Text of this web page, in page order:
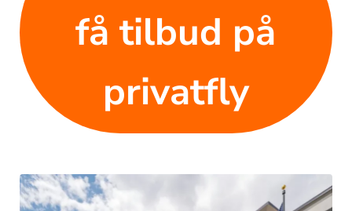
få tilbud på
privatfly